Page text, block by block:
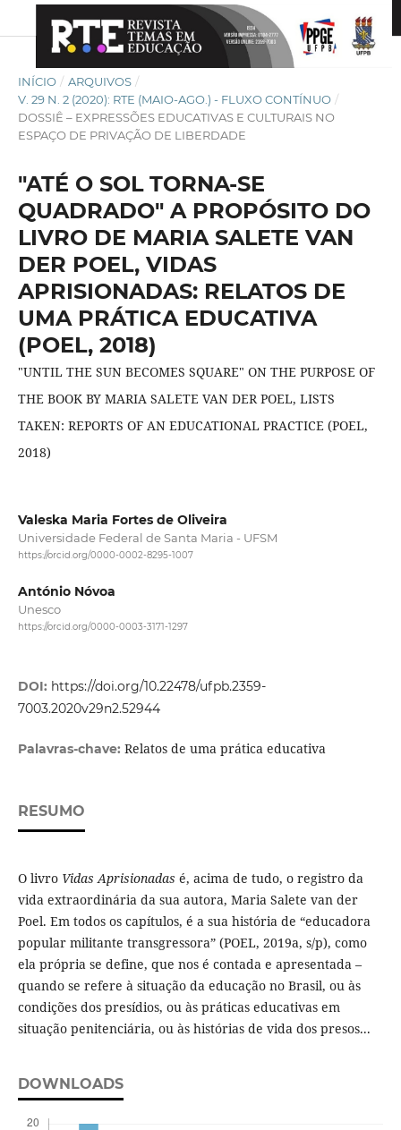
INÍCIO / ARQUIVOS /
V. 29 N. 2 (2020): RTE (MAIO-AGO.) - FLUXO CONTÍNUO /
DOSSIÊ – EXPRESSÕES EDUCATIVAS E CULTURAIS NO
ESPAÇO DE PRIVAÇÃO DE LIBERDADE
"ATÉ O SOL TORNA-SE
QUADRADO" A PROPÓSITO DO
LIVRO DE MARIA SALETE VAN
DER POEL, VIDAS
APRISIONADAS: RELATOS DE
UMA PRÁTICA EDUCATIVA
(POEL, 2018)
"UNTIL THE SUN BECOMES SQUARE" ON THE PURPOSE OF
THE BOOK BY MARIA SALETE VAN DER POEL, LISTS
TAKEN: REPORTS OF AN EDUCATIONAL PRACTICE (POEL,
2018)
Valeska Maria Fortes de Oliveira
Universidade Federal de Santa Maria - UFSM
https://orcid.org/0000-0002-8295-1007
António Nóvoa
Unesco
https://orcid.org/0000-0003-3171-1297
DOI: https://doi.org/10.22478/ufpb.2359-
7003.2020v29n2.52944
Palavras-chave: Relatos de uma prática educativa
RESUMO
O livro Vidas Aprisionadas é, acima de tudo, o registro da
vida extraordinária da sua autora, Maria Salete van der
Poel. Em todos os capítulos, é a sua história de “educadora
popular militante transgressora” (POEL, 2019a, s/p), como
ela própria se define, que nos é contada e apresentada –
quando se refere à situação da educação no Brasil, ou às
condições dos presídios, ou às práticas educativas em
situação penitenciária, ou às histórias de vida dos presos...
DOWNLOADS